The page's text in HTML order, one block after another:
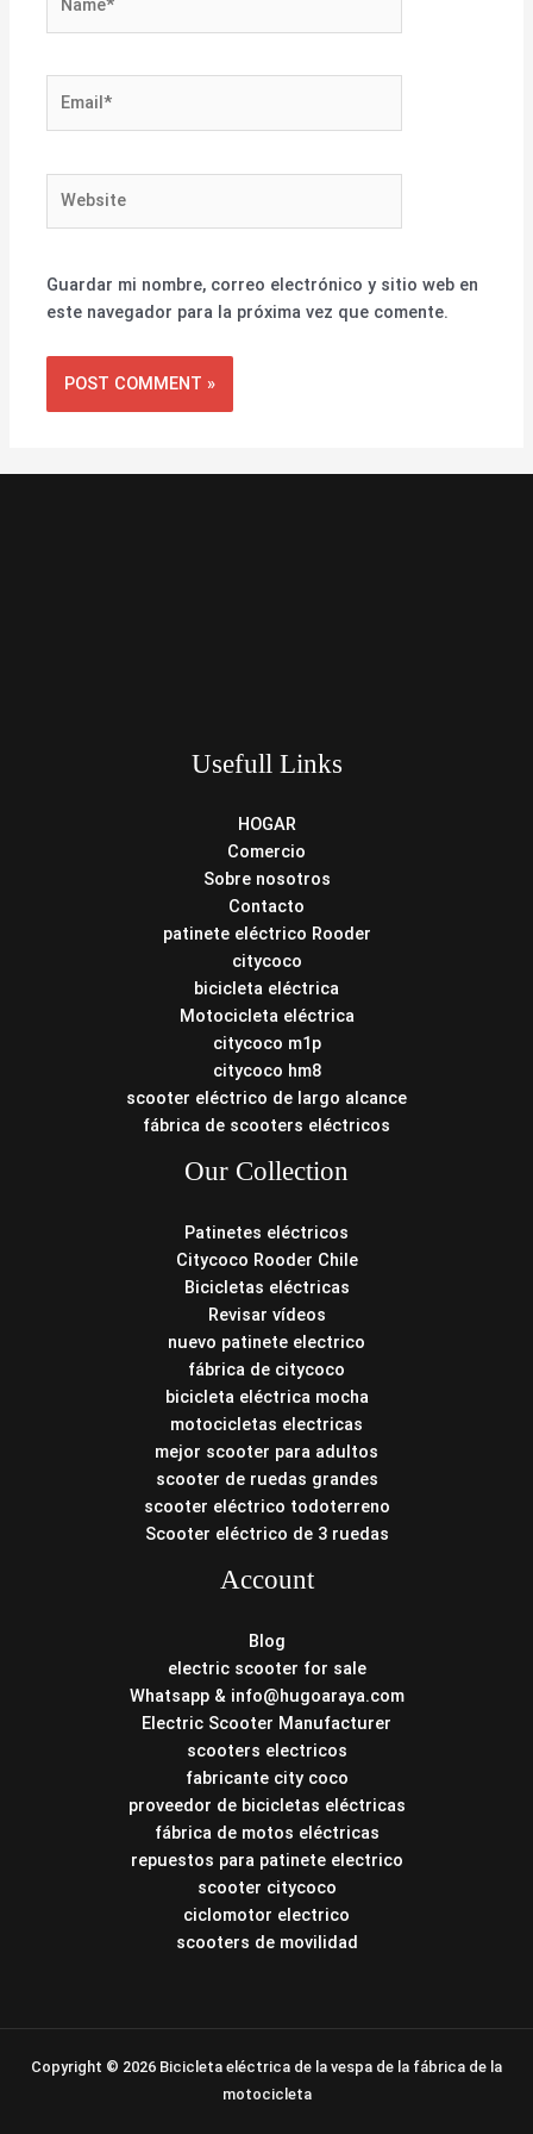
Guardar mi nombre, correo electrónico y sitio web en
este navegador para la próxima vez que comente.
Usefull Links
HOGAR
Comercio
Sobre nosotros
Contacto
patinete eléctrico Rooder
citycoco
bicicleta eléctrica
Motocicleta eléctrica
citycoco m1p
citycoco hm8
scooter eléctrico de largo alcance
fábrica de scooters eléctricos
Our Collection
Patinetes eléctricos
Citycoco Rooder Chile
Bicicletas eléctricas
Revisar vídeos
nuevo patinete electrico
fábrica de citycoco
bicicleta eléctrica mocha
motocicletas electricas
mejor scooter para adultos
scooter de ruedas grandes
scooter eléctrico todoterreno
Scooter eléctrico de 3 ruedas
Account
Blog
electric scooter for sale
Whatsapp & info@hugoaraya.com
Electric Scooter Manufacturer
scooters electricos
fabricante city coco
proveedor de bicicletas eléctricas
fábrica de motos eléctricas
repuestos para patinete electrico
scooter citycoco
ciclomotor electrico
scooters de movilidad
Copyright © 2026 Bicicleta eléctrica de la vespa de la fábrica de la
motocicleta